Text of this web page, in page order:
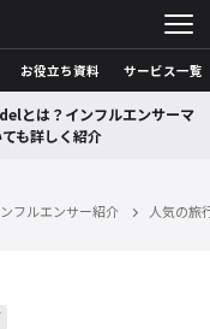
お役立ち資料 サービス一覧
とは？インフルエンサーマ
も詳しく紹介
フルエンサー紹介 人気の旅